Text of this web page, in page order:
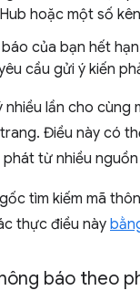
hoặc một số
của bạn hết
cầu gửi ý kiến
nhiều lần cho
Điều này có
từ nhiều
tìm kiếm mã
thực điều này
báo theo